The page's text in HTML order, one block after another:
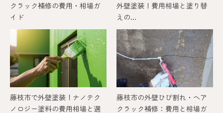
クラック補修の費用・相場ガ
イド
外壁塗装！費用相場と塗り替
えの...
藤枝市で外壁塗装！ナノテク
ノロジー塗料の費用相場と選
藤枝市の外壁ひび割れ・ヘア
クラック補修：費用と相場ガ